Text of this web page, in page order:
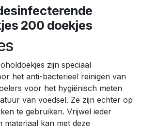
200 doekjes
zijn speciaal
het anti-bacterieel reinigen van
voor het hygiënisch meten
van voedsel. Ze zijn echter op
te gebruiken. Vrijwel ieder
materiaal kan met deze